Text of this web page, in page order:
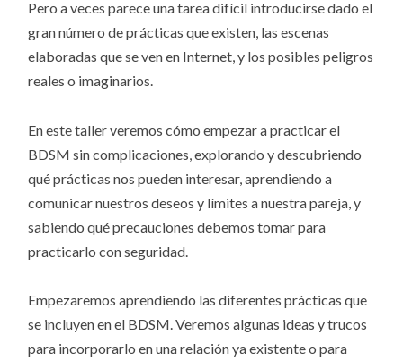
Pero a veces parece una tarea difícil introducirse dado el
gran número de prácticas que existen, las escenas
elaboradas que se ven en Internet, y los posibles peligros
reales o imaginarios.
En este taller veremos cómo empezar a practicar el
BDSM sin complicaciones, explorando y descubriendo
qué prácticas nos pueden interesar, aprendiendo a
comunicar nuestros deseos y límites a nuestra pareja, y
sabiendo qué precauciones debemos tomar para
practicarlo con seguridad.
Empezaremos aprendiendo las diferentes prácticas que
se incluyen en el BDSM. Veremos algunas ideas y trucos
para incorporarlo en una relación ya existente o para